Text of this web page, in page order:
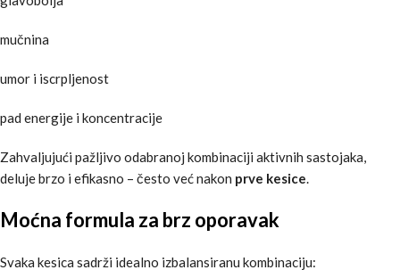
mučnina
umor i iscrpljenost
pad energije i koncentracije
Zahvaljujući pažljivo odabranoj kombinaciji aktivnih sastojaka,
deluje brzo i efikasno – često već nakon prve kesice.
Moćna formula za brz oporavak
Svaka kesica sadrži idealno izbalansiranu kombinaciju: